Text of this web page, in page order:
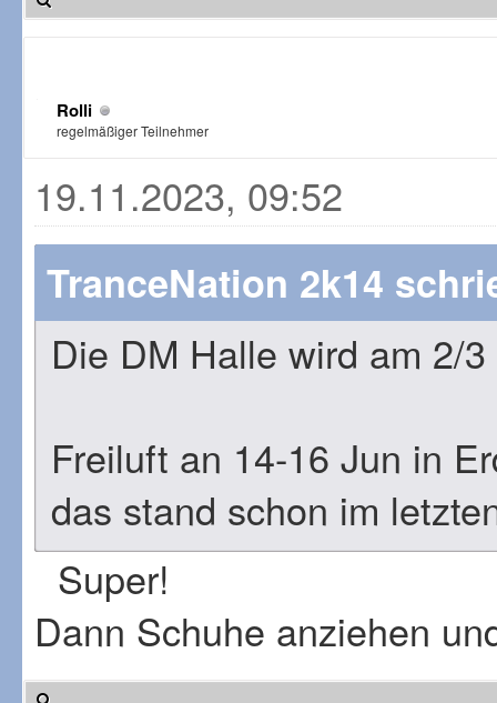
Rolli
regelmäßiger Teilnehmer
19.11.2023, 09:52
TranceNation 2k14
Die DM Halle wird am 2/
Freiluft an 14-16 Jun in
das stand schon im
Super!
Dann Schuhe anziehen